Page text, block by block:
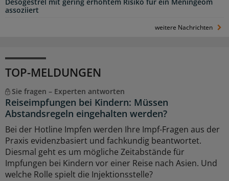
Desogestrel mit gering erhöhtem Risiko für ein Meningeom
assoziiert
weitere Nachrichten
TOP-MELDUNGEN
Sie fragen – Experten antworten
Reiseimpfungen bei Kindern: Müssen
Abstandsregeln eingehalten werden?
Bei der Hotline Impfen werden Ihre Impf-Fragen aus der
Praxis evidenzbasiert und fachkundig beantwortet.
Diesmal geht es um mögliche Zeitabstände für
Impfungen bei Kindern vor einer Reise nach Asien. Und
welche Rolle spielt die Injektionsstelle?